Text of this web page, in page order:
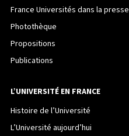
France Universités dans la presse
Photothèque
Propositions
Publications
L’UNIVERSITÉ EN FRANCE
Histoire de l’Université
L’Université aujourd’hui